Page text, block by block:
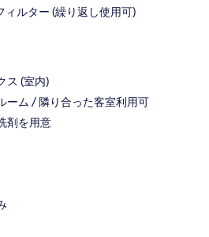
ィルター (繰り返し使用可)
ス (室内)
ーム / 隣り合った客室利用可
剤を用意